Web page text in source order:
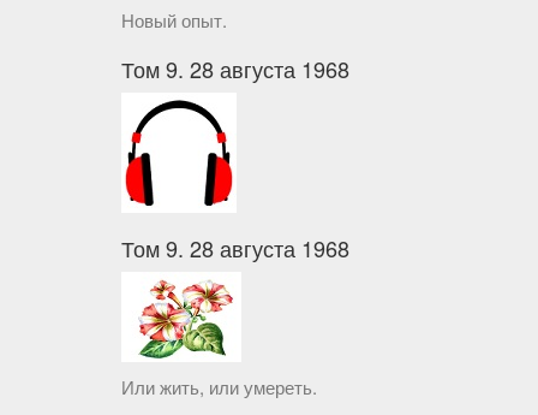
Новый опыт.
Том 9. 28 августа 1968
Том 9. 28 августа 1968
Или жить, или умереть.